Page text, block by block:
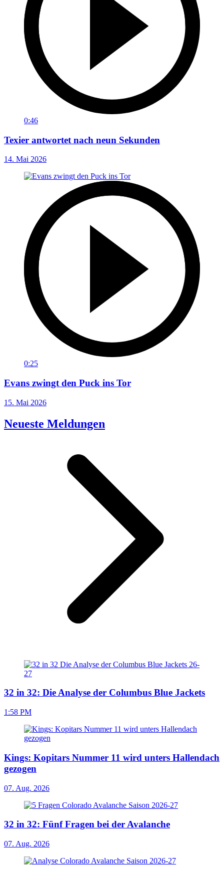
0:46
Texier antwortet nach neun Sekunden
14. Mai 2026
0:25
Evans zwingt den Puck ins Tor
15. Mai 2026
Neueste Meldungen
32 in 32: Die Analyse der Columbus Blue Jackets
1:58 PM
Kings: Kopitars Nummer 11 wird unters Hallendach
gezogen
07. Aug. 2026
32 in 32: Fünf Fragen bei der Avalanche
07. Aug. 2026